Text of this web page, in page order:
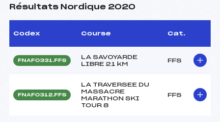
Résultats Nordique 2020
Codex Course Cat.
FNAF0331.FFS
LA SAVOYARDE
LIBRE 21 kM
FFS
FNAF0312.FFS
LA TRAVERSEE DU
MASSACRE
MARATHON SKI
TOUR 8
FFS